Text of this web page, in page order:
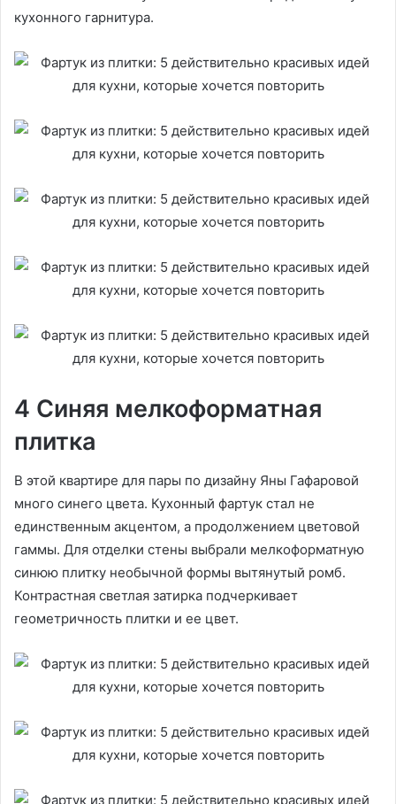
кухонного гарнитура.
4 Синяя мелкоформатная
плитка
В этой квартире для пары по дизайну Яны Гафаровой
много синего цвета. Кухонный фартук стал не
единственным акцентом, а продолжением цветовой
гаммы. Для отделки стены выбрали мелкоформатную
синюю плитку необычной формы вытянутый ромб.
Контрастная светлая затирка подчеркивает
геометричность плитки и ее цвет.